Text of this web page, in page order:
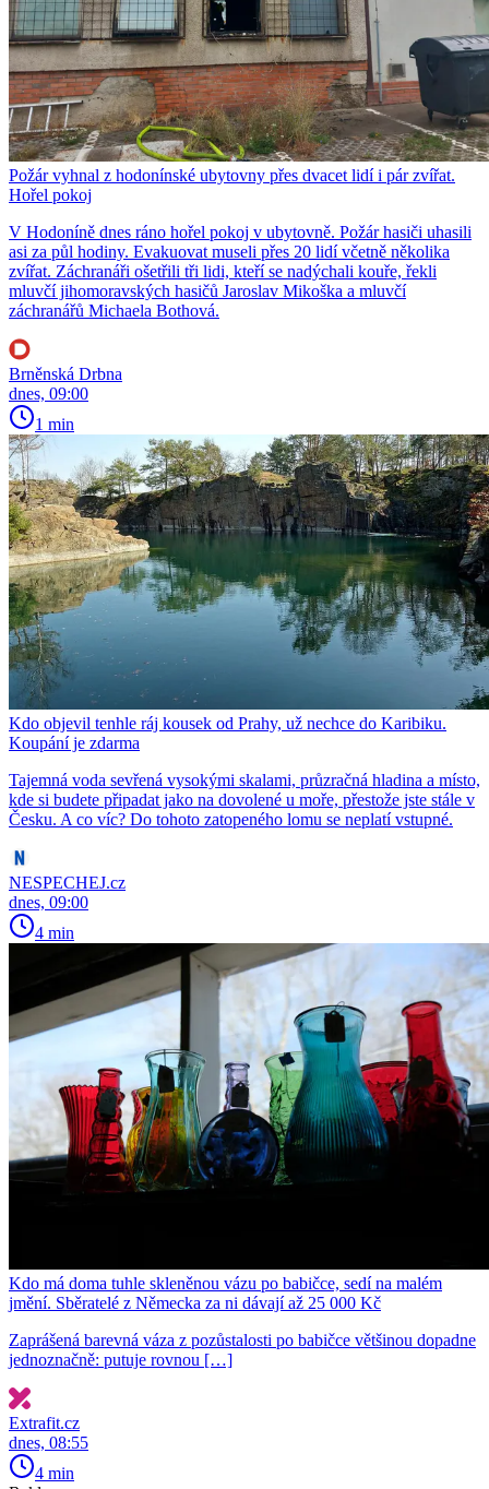
Požár vyhnal z hodonínské ubytovny přes dvacet lidí i pár zvířat.
Hořel pokoj
V Hodoníně dnes ráno hořel pokoj v ubytovně. Požár hasiči uhasili
asi za půl hodiny. Evakuovat museli přes 20 lidí včetně několika
zvířat. Záchranáři ošetřili tři lidi, kteří se nadýchali kouře, řekli
mluvčí jihomoravských hasičů Jaroslav Mikoška a mluvčí
záchranářů Michaela Bothová.
Brněnská Drbna
dnes, 09:00
1 min
Kdo objevil tenhle ráj kousek od Prahy, už nechce do Karibiku.
Koupání je zdarma
Tajemná voda sevřená vysokými skalami, průzračná hladina a místo,
kde si budete připadat jako na dovolené u moře, přestože jste stále v
Česku. A co víc? Do tohoto zatopeného lomu se neplatí vstupné.
NESPECHEJ.cz
dnes, 09:00
4 min
Kdo má doma tuhle skleněnou vázu po babičce, sedí na malém
jmění. Sběratelé z Německa za ni dávají až 25 000 Kč
Zaprášená barevná váza z pozůstalosti po babičce většinou dopadne
jednoznačně: putuje rovnou […]
Extrafit.cz
dnes, 08:55
4 min